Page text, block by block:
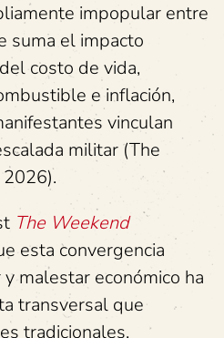
impopular entre
suma el impacto
costo de vida,
e inflación,
vinculan
militar (The
The Weekend
esta convergencia
malestar económico ha
transversal que
tradicionales.